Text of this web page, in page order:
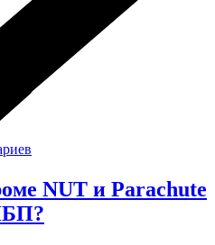
NUT и Parachute